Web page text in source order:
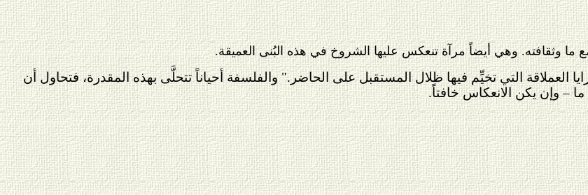
ما وثقافته. وهي أيضاً مرآة تنعكس عليها الشروخ في هذه البُنى العميقة.
العملاقة التي تخيِّم فيها ظلال المستقبل على الحاضر." والفلسفة أحياناً تتحلَّى بهذه المقدرة، فتحاول أن
– وإن يكن الانعكاس خافتاً.